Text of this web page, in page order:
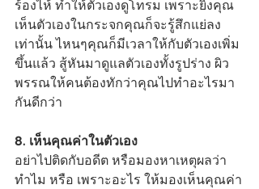
ร้องไห้ ทำให้ตัวเองดูโทรม เพราะยิ่งคุณ
เห็นตัวเองในกระจกคุณก็จะรู้สึกแย่ลง
เท่านั้น ไหนๆคุณก็มีเวลาให้กับตัวเองเพิ่ม
ขึ้นแล้ว สู้หันมาดูแลตัวเองทั้งรูปร่าง ผิว
พรรณให้คนต้องทักว่าคุณไปทำอะไรมา
กันดีกว่า
8. เห็นคุณค่าในตัวเอง
อย่าไปติดกับอดีต หรือมองหาเหตุผลว่า
ทำไม หรือ เพราะอะไร ให้มองเห็นคุณค่า